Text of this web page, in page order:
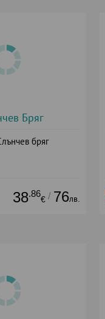
Бряг
бряг
38.86
€ / 76лв.